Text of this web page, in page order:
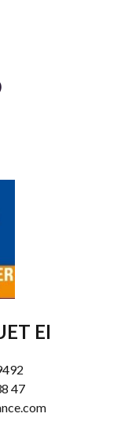
EI
47